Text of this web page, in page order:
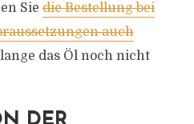
Siedie Bestellung bei
auch
das Öl noch nicht